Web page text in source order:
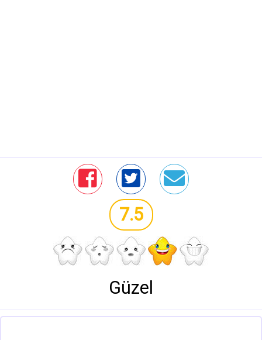
7.5
Güzel